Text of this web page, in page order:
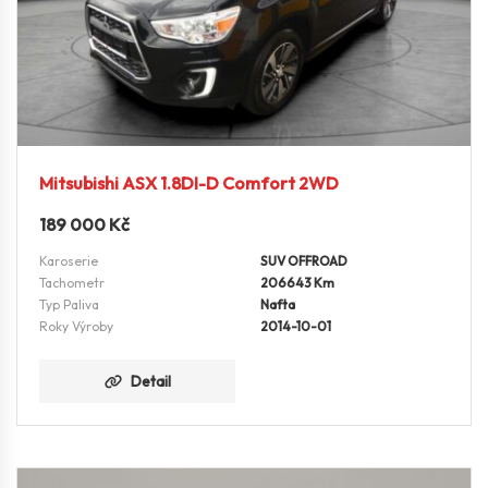
Mitsubishi ASX 1.8DI-D Comfort 2WD
189 000 Kč
Karoserie
SUV OFFROAD
Tachometr
206643 Km
Typ Paliva
Nafta
Roky Výroby
2014-10-01
Detail